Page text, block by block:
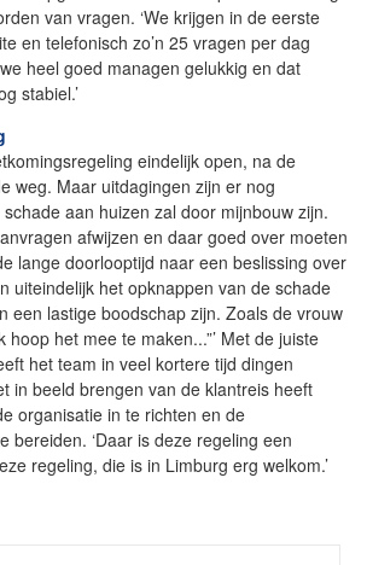
van vragen. ‘We krijgen in de eerste
en telefonisch zo’n 25 vragen per dag
heel goed managen gelukkig en dat
stabiel.’
eindelijk open, na de
weg. Maar uitdagingen zijn er nog
schade aan huizen zal door mijnbouw zijn.
afwijzen en daar goed over moeten
lange doorlooptijd naar een beslissing over
uiteindelijk het opknappen van de schade
een lastige boodschap zijn. Zoals de vrouw
hoop het mee te maken...”’ Met de juiste
het team in veel kortere tijd dingen
in beeld brengen van de klantreis heeft
organisatie in te richten en de
bereiden. ‘Daar is deze regeling een
regeling, die is in Limburg erg welkom.’